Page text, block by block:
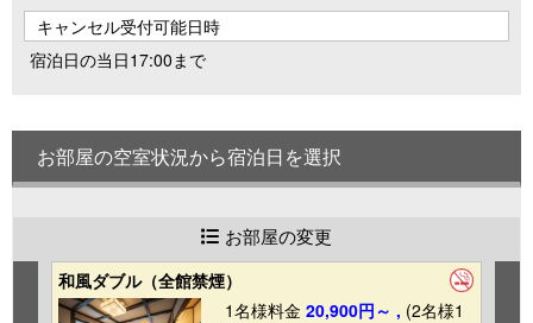
キャンセル受付可能日時
宿泊日の当日17:00まで
お部屋の空室状況から宿泊日を選択
お部屋の変更
和風ダブル（全館禁煙）
1名様料金 20,900円～ , (2名様1